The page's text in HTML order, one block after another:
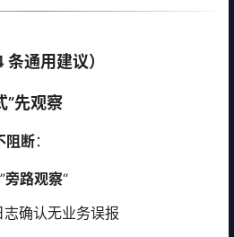
通用建议）
”先观察
阻断：
旁路观察“
确认无业务误报